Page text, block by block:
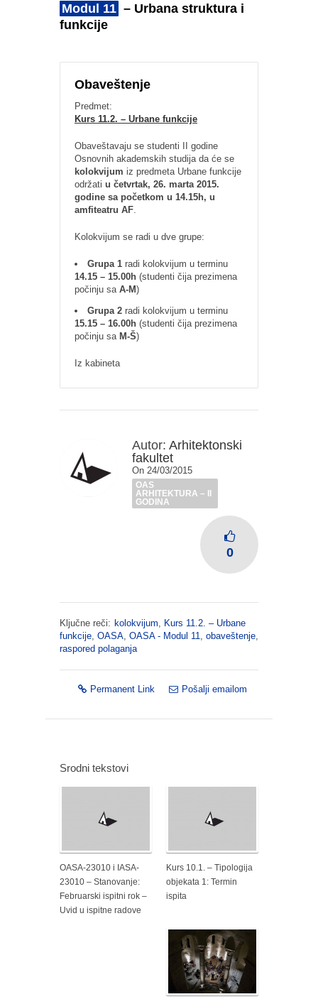
Modul 11 – Urbana struktura i
funkcije
Obaveštenje
Predmet:
Kurs 11.2. – Urbane funkcije
Obaveštavaju se studenti II godine
Osnovnih akademskih studija da će se
kolokvijum iz predmeta Urbane funkcije
održati u četvrtak, 26. marta 2015.
godine sa početkom u 14.15h, u
amfiteatru AF.
Kolokvijum se radi u dve grupe:
Grupa 1 radi kolokvijum u terminu
14.15 – 15.00h (studenti čija prezimena
počinju sa A-M)
Grupa 2 radi kolokvijum u terminu
15.15 – 16.00h (studenti čija prezimena
počinju sa M-Š)
Iz kabineta
Autor: Arhitektonski
fakultet
On 24/03/2015
OAS
ARHITEKTURA – II
GODINA
0
Ključne reči: kolokvijum, Kurs 11.2. – Urbane
funkcije, OASA, OASA - Modul 11, obaveštenje,
raspored polaganja
Permanent Link Pošalji emailom
Srodni tekstovi
OASA-23010 i IASA-
23010 – Stanovanje:
Februarski ispitni rok –
Uvid u ispitne radove
Kurs 10.1. – Tipologija
objekata 1: Termin
ispita